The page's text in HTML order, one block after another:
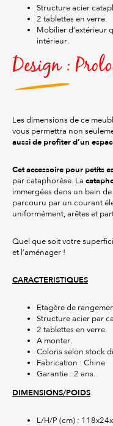
Structure acier
2 tablettes en verre.
Mobilier d’extérieur
intérieur.
Design :
Les dimensions de ce
vous permettra non
aussi de profiter d’un
Cet accessoire pour petits
par cataphorèse. La
immergées dans un bain
parcouru par un courant
uniformément, arêtes et
Quel que soit votre
et l’aménager !
CARACTERISTIQUES
Etagère de
Structure acier par
2 tablettes en verre.
A monter.
Coloris selon stock
Fabrication : Chine
Garantie : 2 ans.
DIMENSIONS/POIDS
L/H/P (cm) :